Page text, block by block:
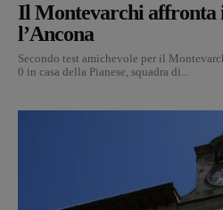
Il Montevarchi affronta
l’Ancona
Secondo test amichevole per il
0 in casa della Pianese, squadra di...